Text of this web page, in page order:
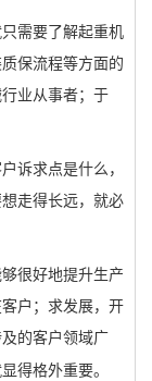
需要了解起重机
保流程等方面的
业从事者；于
诉求点是什么，
走得长远，就必
很好地提升生产
户；求发展，开
的客户领域广
得格外重要。